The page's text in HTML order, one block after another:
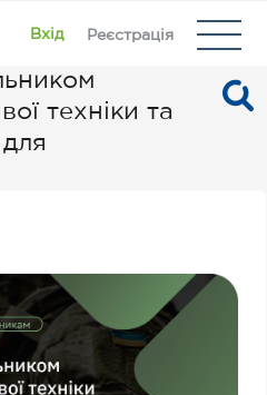
Вхід Реєстрація
техніки та